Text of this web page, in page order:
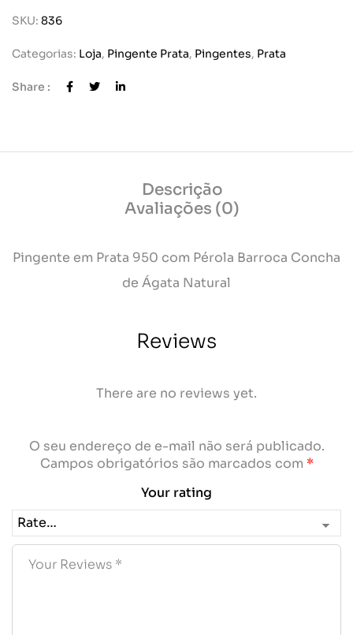
SKU: 836
Categorias: Loja, Pingente Prata, Pingentes, Prata
Share :
Descrição
Avaliações (0)
Pingente em Prata 950 com Pérola Barroca Concha
de Ágata Natural
Reviews
There are no reviews yet.
O seu endereço de e-mail não será publicado.
Campos obrigatórios são marcados com *
Your rating